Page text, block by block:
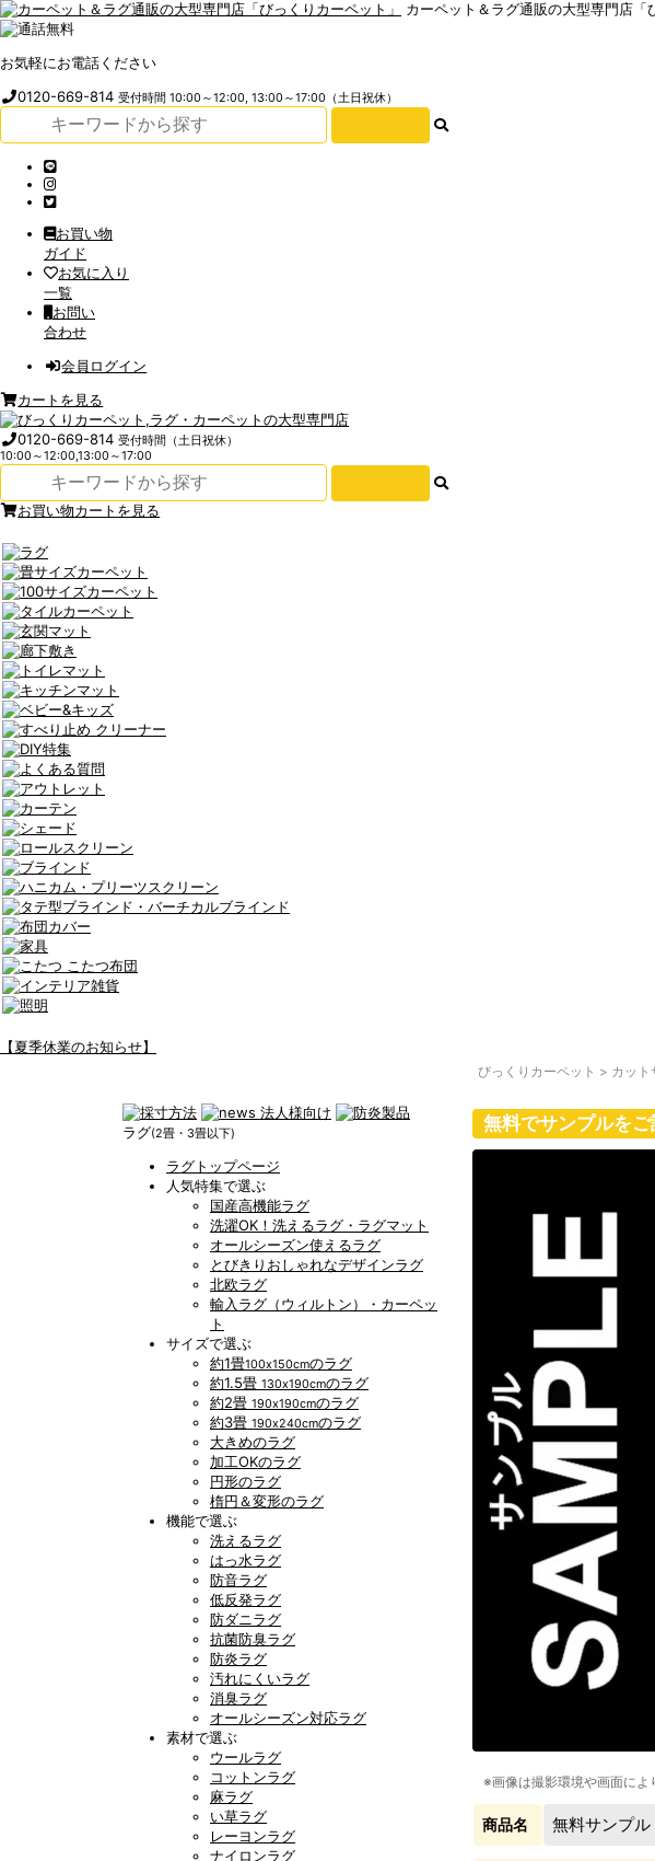
カーペット＆ラグ通販の大型専門店「
お気軽にお電話ください
0120-669-814受付時間 10:00～12:00, 13:00～17:00（土日祝休）
お買い物
ガイド
お気に入り
一覧
お問い
合わせ
会員ログイン
カートを見る
0120-669-814受付時間（土日祝休）
10:00～12:00,13:00～17:00
お買い物カートを見る
【夏季休業のお知らせ】
ラグ(2畳・3畳以下)
ラグトップページ
人気特集で選ぶ
国産高機能ラグ
洗濯OK！洗えるラグ・ラグマット
オールシーズン使えるラグ
とびきりおしゃれなデザインラグ
北欧ラグ
輸入ラグ（ウィルトン）・カーペッ
ト
サイズで選ぶ
約1畳100x150cmのラグ
約1.5畳 130x190cmのラグ
約2畳 190x190cmのラグ
約3畳 190x240cmのラグ
大きめのラグ
加工OKのラグ
円形のラグ
楕円＆変形のラグ
機能で選ぶ
洗えるラグ
はっ水ラグ
防音ラグ
低反発ラグ
防ダニラグ
抗菌防臭ラグ
防炎ラグ
汚れにくいラグ
消臭ラグ
オールシーズン対応ラグ
素材で選ぶ
ウールラグ
コットンラグ
麻ラグ
い草ラグ
レーヨンラグ
ナイロンラグ
びっくりカーペット > カット
無料でサンプルを
※画像は撮影環境や画面によ
商品名 無料サンプ